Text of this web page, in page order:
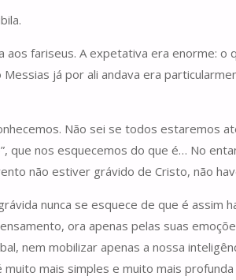
aos fariseus. A expetativa era enorme:
já por ali andava era
Não sei se todos estaremos
que nos esquecemos do que é… No
não estiver grávido de Cristo, não
nunca se esquece de que é
ora apenas pelas suas
nem mobilizar apenas a nossa
mais simples e muito mais